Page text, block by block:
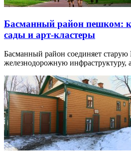
Басманный район пешком:
сады и арт-кластеры
Басманный район соединяет старую
железнодорожную инфраструктуру,